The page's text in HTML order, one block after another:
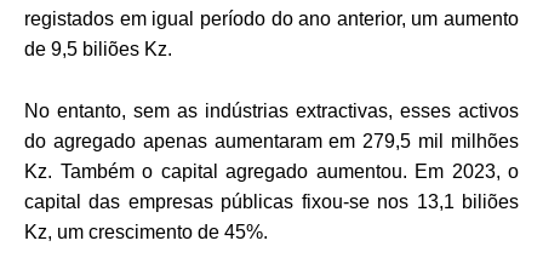
registados em igual período do ano anterior, um aumento
de 9,5 biliões Kz.
No entanto, sem as indústrias extractivas, esses activos
do agregado apenas aumentaram em 279,5 mil milhões
Kz. Também o capital agregado aumentou. Em 2023, o
capital das empresas públicas fixou-se nos 13,1 biliões
Kz, um crescimento de 45%.